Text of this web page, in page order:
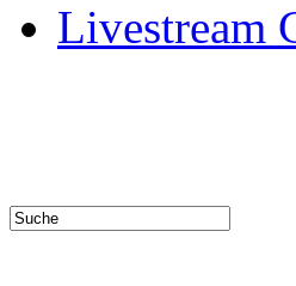
Livestream